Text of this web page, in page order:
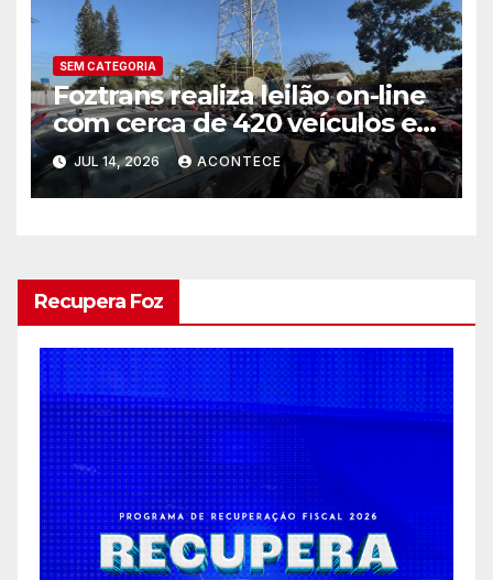
SEM CATEGORIA
Foztrans realiza leilão on-line
com cerca de 420 veículos e
sucatas
JUL 14, 2026 ACONTECE
Recupera Foz